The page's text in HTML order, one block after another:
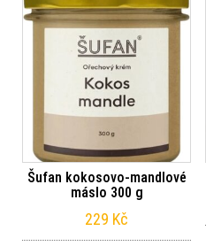
Šufan kokosovo-mandlové
máslo 300 g
229 Kč